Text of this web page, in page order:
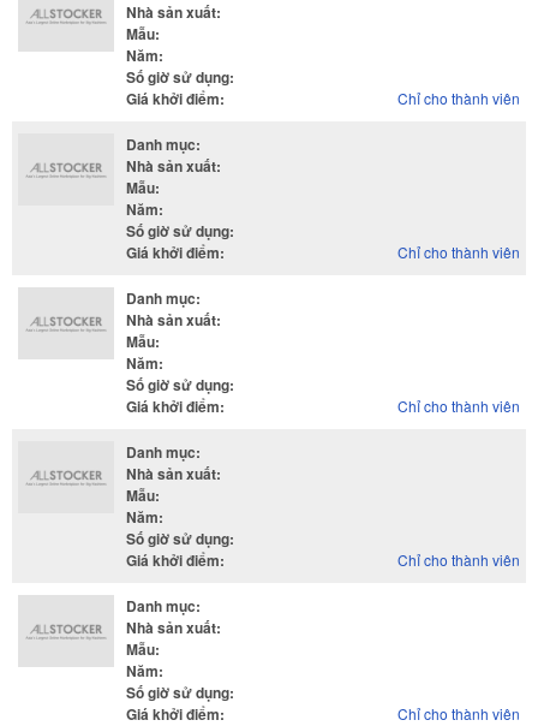
Nhà sản xuất:
Mẫu:
Năm:
Số giờ sử dụng:
Giá khởi điểm: Chỉ cho thành viên
Danh mục:
Nhà sản xuất:
Mẫu:
Năm:
Số giờ sử dụng:
Giá khởi điểm: Chỉ cho thành viên
Danh mục:
Nhà sản xuất:
Mẫu:
Năm:
Số giờ sử dụng:
Giá khởi điểm: Chỉ cho thành viên
Danh mục:
Nhà sản xuất:
Mẫu:
Năm:
Số giờ sử dụng:
Giá khởi điểm: Chỉ cho thành viên
Danh mục:
Nhà sản xuất:
Mẫu:
Năm:
Số giờ sử dụng:
Giá khởi điểm: Chỉ cho thành viên